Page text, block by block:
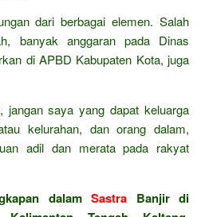
dari berbagai elemen. Salah
banyak anggaran pada Dinas
di APBD Kabupaten Kota, juga
jangan saya yang dapat keluarga
kelurahan, dan orang dalam,
adil dan merata pada rakyat
dalamSastra Banjir di